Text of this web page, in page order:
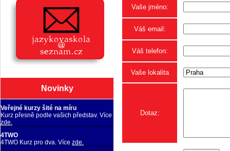
Novinky
Veřejné kurzy šité na míru
Kurz přesně podle vašich představ. Více
zde.
4TWO
4TWO Kurz pro dva. Více zde.
Vaše jméno:
Váš email:
Váš telefon:
Vaše lokalita
Dotaz: